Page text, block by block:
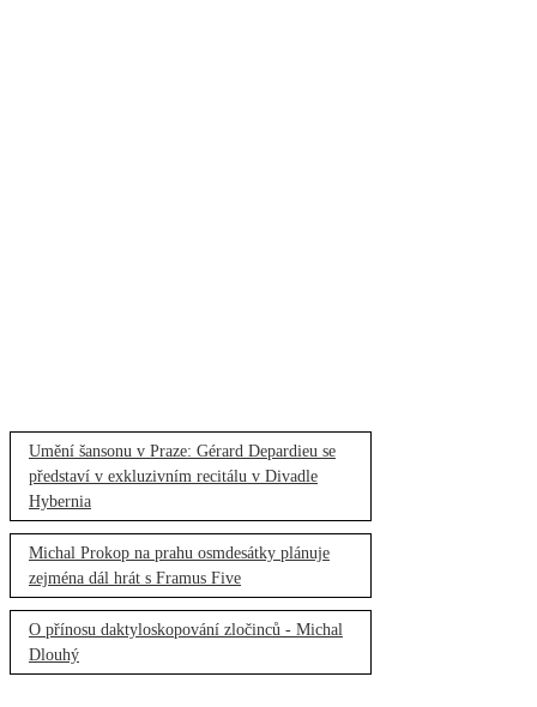
Umění šansonu v Praze: Gérard Depardieu se
představí v exkluzivním recitálu v Divadle
Hybernia
Michal Prokop na prahu osmdesátky plánuje
zejména dál hrát s Framus Five
O přínosu daktyloskopování zločinců - Michal
Dlouhý